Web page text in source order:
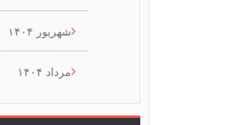
شهریور ۱۴۰۴
مرداد ۱۴۰۴